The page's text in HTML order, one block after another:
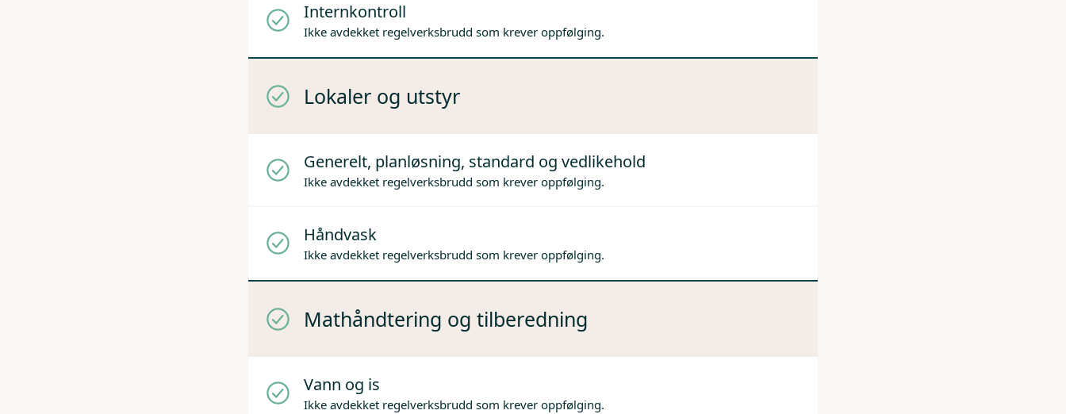
Internkontroll
Ikke avdekket regelverksbrudd som krever oppfølging.
Lokaler og utstyr
Generelt, planløsning, standard og vedlikehold
Ikke avdekket regelverksbrudd som krever oppfølging.
Håndvask
Ikke avdekket regelverksbrudd som krever oppfølging.
Mathåndtering og tilberedning
Vann og is
Ikke avdekket regelverksbrudd som krever oppfølging.